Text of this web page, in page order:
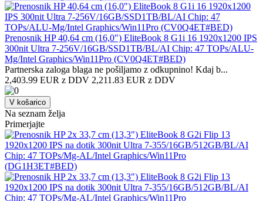
Prenosnik HP 40,64 cm (16,0") EliteBook 8 G1i 16 1920x1200 IPS
300nit Ultra 7-256V/16GB/SSD1TB/BL/AI Chip: 47 TOPs/ALU-
Mg/Intel Graphics/Win11Pro (CV0Q4ET#BED)
Partnerska zaloga blaga ne pošiljamo z odkupnino! ​Kdaj b...
2,403.99 EUR z DDV 2,211.83 EUR z DDV
V košarico
Na seznam želja
Primerjajte